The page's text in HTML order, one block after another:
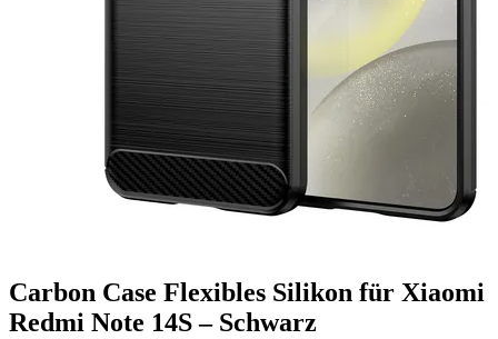
Carbon Case Flexibles Silikon für Xiaomi
Redmi Note 14S – Schwarz